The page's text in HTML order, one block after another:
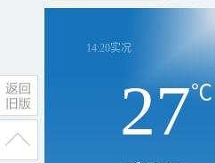
14:20实况
27℃